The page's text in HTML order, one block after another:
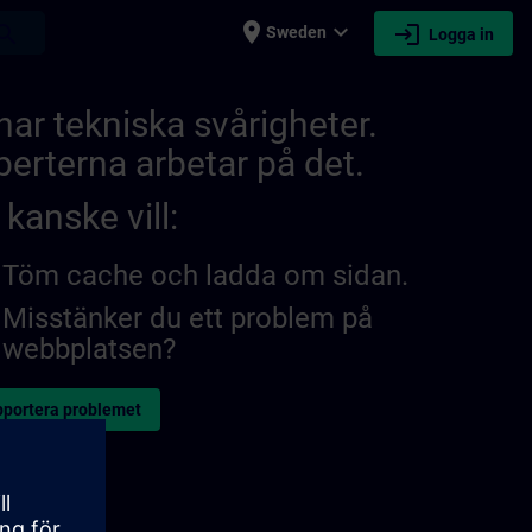
place Sweden expand_more login Logga in
tekniska svårigheter.
arbetar på det.
kanske vill:
Töm cache och ladda om sidan.
Misstänker du ett problem på
webbplatsen?
problemet